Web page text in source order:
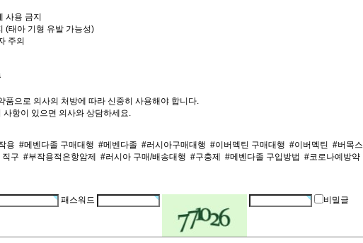
사용 금지
(태아 기형 유발 가능성)
주의
품으로 의사의 처방에 따라 신중히 사용해야 합니다.
사항이 있으면 의사와 상담하세요.
용 #메벤다졸 구매대행 #메벤다졸 #러시아구매대행 #이버멕틴 구매대행 #이버멕틴 #버목스
구 #부작용적은항암제 #러시아 구매/배송대행 #구충제 #메벤다졸 구입방법 #코로나예방약
패스워드 비밀글